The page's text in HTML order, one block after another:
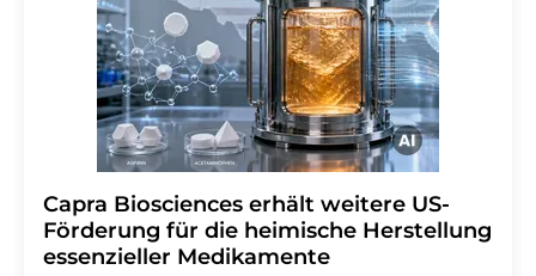
Capra Biosciences erhält weitere US-
Förderung für die heimische Herstellung
essenzieller Medikamente